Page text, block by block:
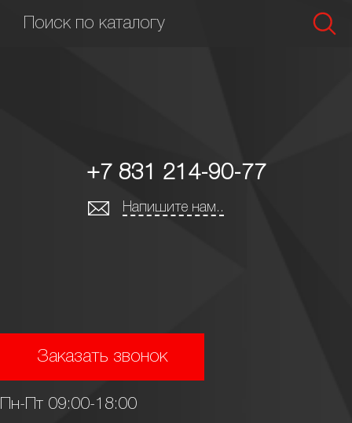
+7 831 214-90-77
Напишите нам..
Заказать звонок
Пн-Пт 09:00-18:00